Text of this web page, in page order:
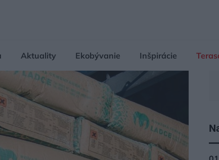
Aktuality Ekobývanie Inšpirácie